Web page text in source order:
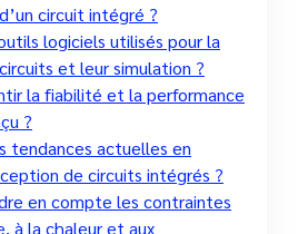
circuit intégré ?
logiciels utilisés pour la
et leur simulation ?
la fiabilité et la performance
?
tendances actuelles en
de circuits intégrés ?
en compte les contraintes
à la chaleur et aux